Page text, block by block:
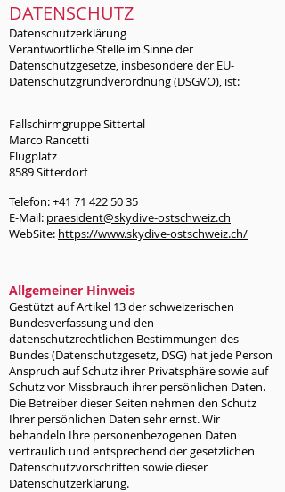
DATENSCHUTZ
Datenschutzerklärung
Verantwortliche Stelle im Sinne der
Datenschutzgesetze, insbesondere der EU-
Datenschutzgrundverordnung (DSGVO), ist:
Fallschirmgruppe Sittertal
Marco Rancetti
Flugplatz
8589 Sitterdorf
Telefon:+41 71 422 50 35
E-Mail: praesident@skydive-ostschweiz.ch
WebSite: https://www.skydive-ostschweiz.ch/
Allgemeiner Hinweis
Gestützt auf Artikel 13 der schweizerischen
Bundesverfassung und den
datenschutzrechtlichen Bestimmungen des
Bundes (Datenschutzgesetz, DSG) hat jede Person
Anspruch auf Schutz ihrer Privatsphäre sowie auf
Schutz vor Missbrauch ihrer persönlichen Daten.
Die Betreiber dieser Seiten nehmen den Schutz
Ihrer persönlichen Daten sehr ernst. Wir
behandeln Ihre personenbezogenen Daten
vertraulich und entsprechend der gesetzlichen
Datenschutzvorschriften sowie dieser
Datenschutzerklärung.